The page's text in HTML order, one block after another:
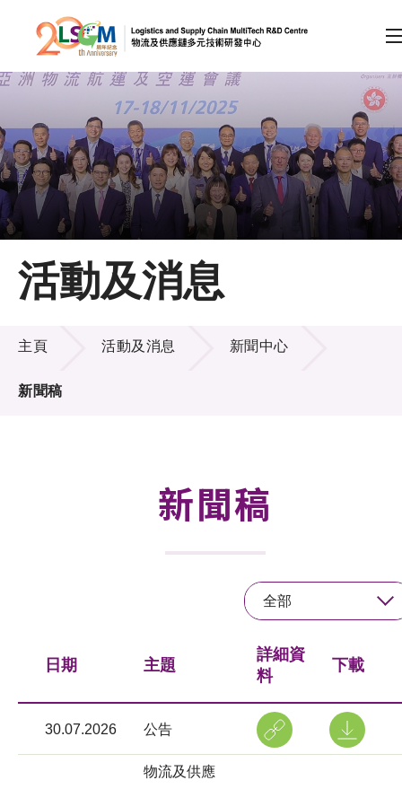
跳到內容（按回車鍵）
會員登入
A A EN 繁 简
主頁
關於LSCM
技術商品化
項目及資助計劃
活動及消息
活動及消息
主頁 活動及消息 新聞中心
新聞稿
新聞稿
全部
日期 主題
詳細資
料
下載
30.07.2026 公告
物流及供應